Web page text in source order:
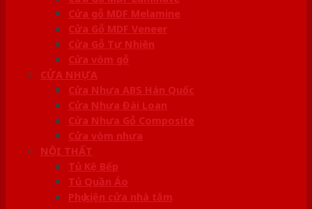
Cửa gỗ MDF Melamine
Cửa Gỗ MDF Veneer
Cửa Gỗ Tự Nhiên
Cửa vòm gỗ
CỬA NHỰA
Cửa Nhựa ABS Hàn Quốc
Cửa Nhựa Đài Loan
Cửa Nhựa Gỗ Composite
Cửa vòm nhựa
NỘI THẤT
Tủ Kệ Bếp
Tủ Quần Áo
Phụ kiện cửa nhà tắm